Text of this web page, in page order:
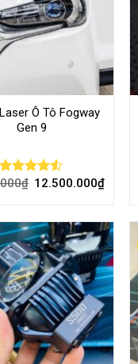
Ô Tô Fogway
Gen 9
Rated
₫ 12.500.000₫